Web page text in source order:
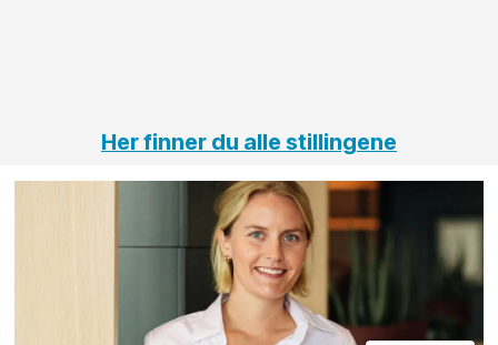
Her finner du alle stillingene